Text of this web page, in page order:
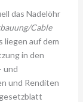
das Nadelöhr
Cable
auf dem
in den
und
und Renditen